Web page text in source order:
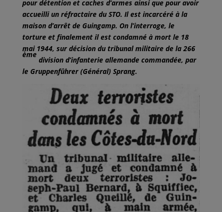
pour détention et caches d’armes ainsi que pour avoir
accueilli un réfractaire du STO. Il est incarcéré à la
maison d’arrêt de Guingamp. On l’interroge, le
torture et finalement il est condamné à mort le 18
mai 1944, sur décision du tribunal militaire de la 266
ème
division d’infanterie allemande commandée, par
le Gruppenfûhrer (Général) Sprang.